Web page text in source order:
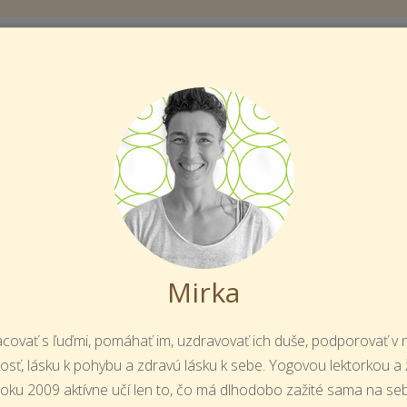
Mirka
s ľuďmi, pomáhať im, uzdravovať ich duše, podporovať
lásku k pohybu a zdravú lásku k sebe. Yogovou lektorkou
2009 aktívne učí len to, čo má dlhodobo zažité sama na
OZVRH